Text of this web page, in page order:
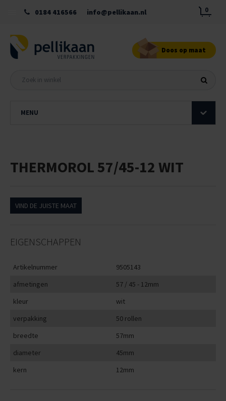
0184 416566 info@pellikaan.nl 0
Doos op maat
MENU
THERMOROL 57/45-12 WIT
VIND DE JUISTE MAAT
EIGENSCHAPPEN
Artikelnummer
9505143
afmetingen
57 / 45 - 12mm
kleur
wit
verpakking
50 rollen
breedte
57mm
diameter
45mm
kern
12mm